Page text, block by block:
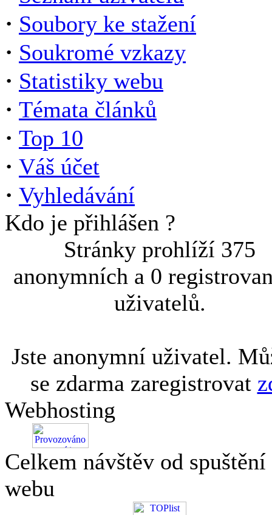
· Soubory ke stažení
· Soukromé vzkazy
· Statistiky webu
· Témata článků
· Top 10
· Váš účet
· Vyhledávání
Kdo je přihlášen ?
Stránky prohlíží 375
anonymních a 0
uživatelů.
Jste anonymní uživatel.
se zdarma zaregistrovat
Webhosting
Celkem návštěv od spuštění
webu